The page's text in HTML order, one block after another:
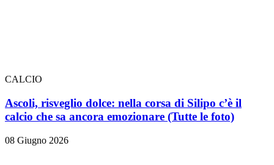
CALCIO
Ascoli, risveglio dolce: nella corsa di Silipo c’è il
calcio che sa ancora emozionare (Tutte le foto)
08 Giugno 2026